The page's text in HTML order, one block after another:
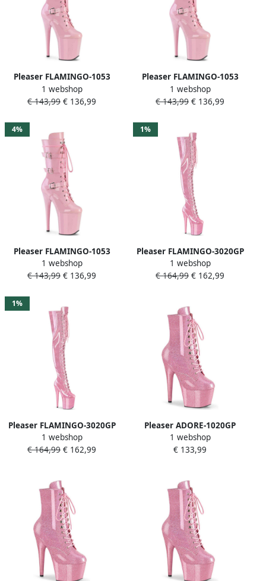
Pleaser FLAMINGO-1053
Plateau Laarzen Paaldans
schoenen 40 Shoes Roze
1 webshop
€ 143,99 € 136,99
Pleaser FLAMINGO-1053
Plateau Laarzen Paaldans
schoenen 38 Shoes Roze
1 webshop
€ 143,99 € 136,99
4%
Pleaser FLAMINGO-1053
Plateau Laarzen Paaldans
schoenen 36 Shoes Roze
1 webshop
€ 143,99 € 136,99
1%
Pleaser FLAMINGO-3020GP
Plateau Overknee Laarzen
41 Shoes Roze
1 webshop
€ 164,99 € 162,99
1%
Pleaser FLAMINGO-3020GP
Plateau Overknee Laarzen
40 Shoes Roze
1 webshop
€ 164,99 € 162,99
Pleaser ADORE-1020GP
Plateau Laarzen Paaldans
schoenen 39 Shoes Roze
1 webshop
€ 133,99